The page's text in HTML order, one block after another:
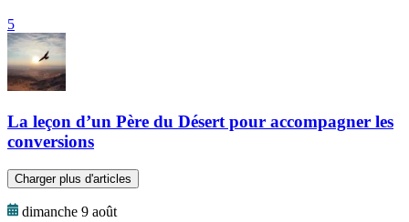
5
La leçon d’un Père du Désert pour accompagner les
conversions
Charger plus d'articles
dimanche 9 août